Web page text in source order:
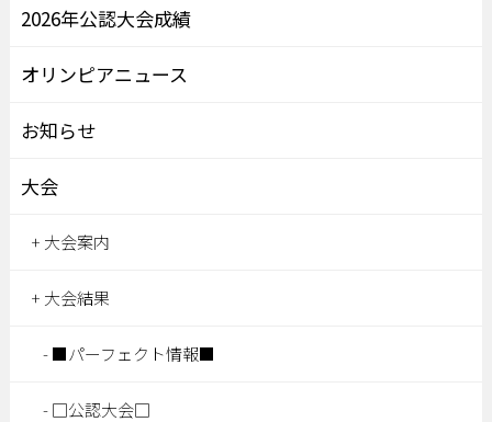
2026年公認大会成績
オリンピアニュース
お知らせ
大会
大会案内
大会結果
■パーフェクト情報■
□公認大会□